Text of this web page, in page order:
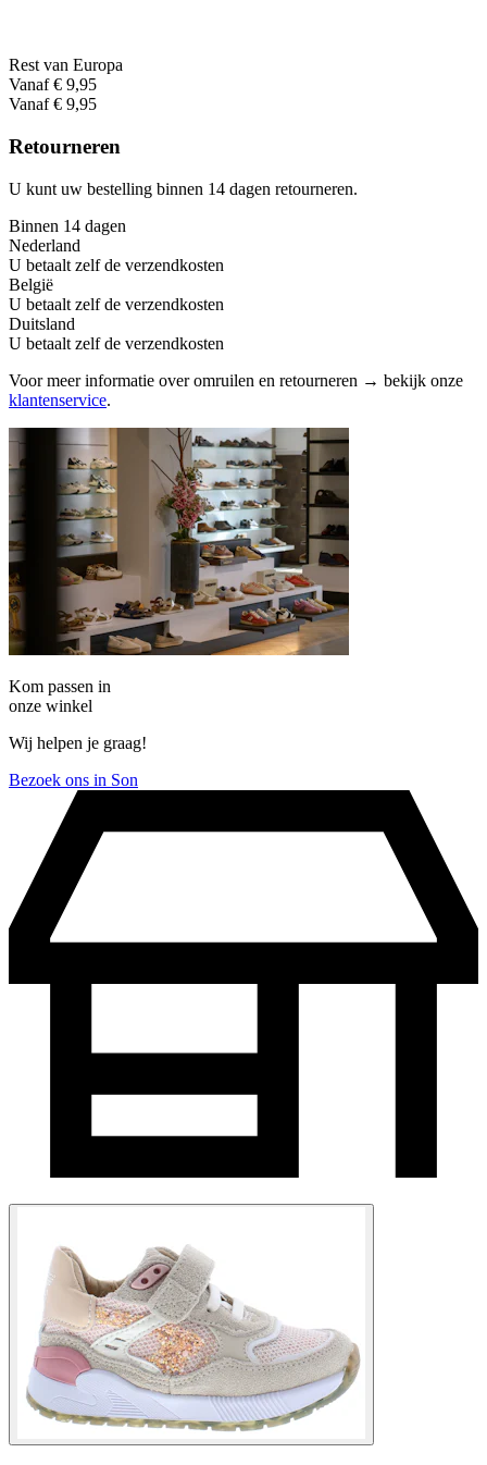
Rest van Europa
Vanaf € 9,95
Vanaf € 9,95
Retourneren
U kunt uw bestelling binnen 14 dagen retourneren.
Binnen 14 dagen
Nederland
U betaalt zelf de verzendkosten
België
U betaalt zelf de verzendkosten
Duitsland
U betaalt zelf de verzendkosten
Voor meer informatie over omruilen en retourneren → bekijk onze
klantenservice.
Kom passen in
onze winkel
Wij helpen je graag!
Bezoek ons in Son